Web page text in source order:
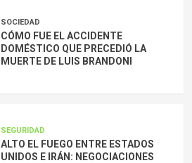
SOCIEDAD
CÓMO FUE EL ACCIDENTE
DOMÉSTICO QUE PRECEDIÓ LA
MUERTE DE LUIS BRANDONI
SEGURIDAD
ALTO EL FUEGO ENTRE ESTADOS
UNIDOS E IRÁN: NEGOCIACIONES